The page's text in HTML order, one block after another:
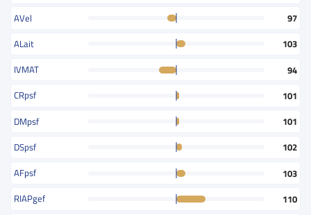
AVel
97
ALait
103
IVMAT
94
CRpsf
101
DMpsf
101
DSpsf
102
AFpsf
103
RIAPgef
110